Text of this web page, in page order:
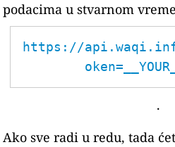
podacima u stvarnom
https://
.
Ako sve radi u redu, tada